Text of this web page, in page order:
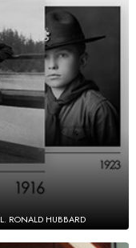
RONALD HUBBARD